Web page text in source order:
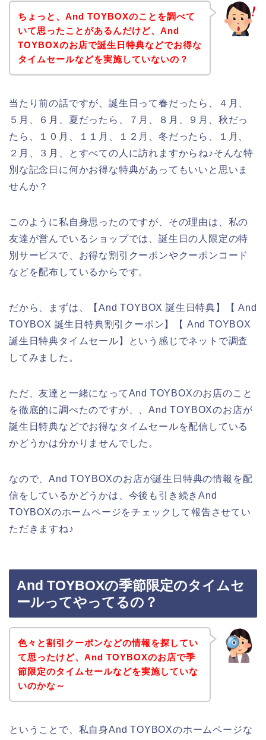
ちょっと、And TOYBOXのことを調べて
いて思ったことがあるんだけど、And
TOYBOXのお店で誕生日特典などでお得な
タイムセールなどを実施していないの？
当たり前の話ですが、誕生日って春だったら、４月、
５月、６月、夏だったら、７月、８月、９月、秋だっ
たら、１０月、１１月、１２月、冬だったら、１月、
２月、３月、とすべての人に訪れますからね♪そんな特
別な記念日に何かお得な特典があってもいいと思いま
せんか？
このように私自身思ったのですが、その理由は、私の
友達が営んでいるショップでは、誕生日の人限定の特
別サービスで、お得な割引クーポンやクーポンコード
などを配布しているからです。
だから、まずは、【And TOYBOX 誕生日特典】【 And
TOYBOX 誕生日特典割引クーポン】【 And TOYBOX
誕生日特典タイムセール】という感じでネットで調査
してみました。
ただ、友達と一緒になってAnd TOYBOXのお店のこと
を徹底的に調べたのですが、、And TOYBOXのお店が
誕生日特典などでお得なタイムセールを配信している
かどうかは分かりませんでした。
なので、And TOYBOXのお店が誕生日特典の情報を配
信をしているかどうかは、今後も引き続きAnd
TOYBOXのホームページをチェックして報告させてい
ただきますね♪
And TOYBOXの季節限定のタイムセ
ールってやってるの？
色々と割引クーポンなどの情報を探してい
て思ったけど、And TOYBOXのお店で季
節限定のタイムセールなどを実施していな
いのかな～
ということで、私自身And TOYBOXのホームページな